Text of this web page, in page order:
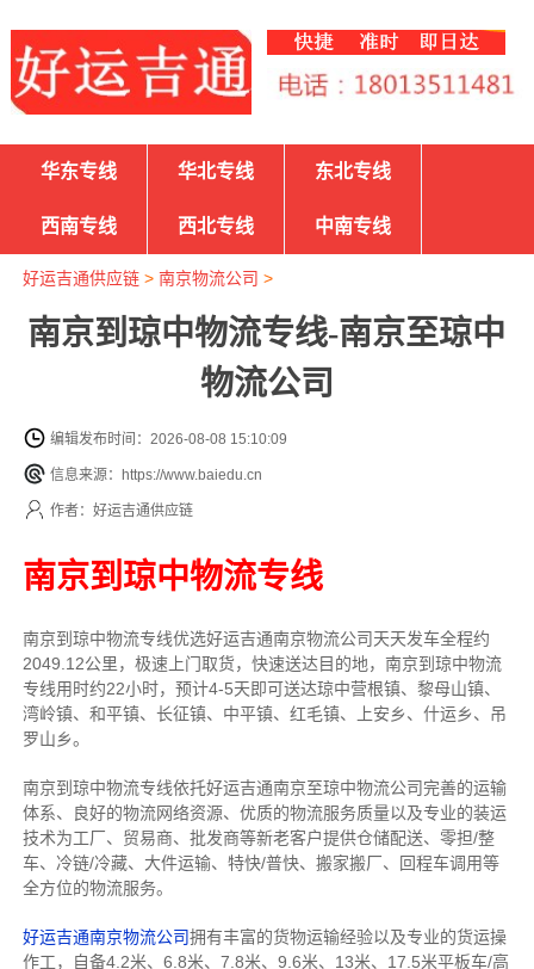
华东专线 华北专线 东北专线
西南专线 西北专线 中南专线
好运吉通供应链> 南京物流公司 >
南京到琼中物流专线-南京至琼中
物流公司
编辑发布时间：2026-08-08 15:10:09
信息来源：https://www.baiedu.cn
作者：好运吉通供应链
南京到琼中物流专线
南京到琼中物流专线优选好运吉通南京物流公司天天发车全程约
2049.12公里， 极速上门取货，快速送达目的地，南京到琼中物流
专线用时约22小时，预计4-5天即可送达琼中营根镇、黎母山镇、
湾岭镇、和平镇、长征镇、中平镇、红毛镇、上安乡、什运乡、吊
罗山乡。
南京到琼中物流专线依托好运吉通南京至琼中物流公司完善的运输
体系、良好的物流网络资源、优质的物流服务质量以及专业的装运
技术为工厂、贸易商、批发商等新老客户提供仓储配送、零担/整
车、冷链/冷藏、大件运输、特快/普快、搬家搬厂、回程车调用等
全方位的物流服务。
好运吉通南京物流公司拥有丰富的货物运输经验以及专业的货运操
作工，自备4.2米、6.8米、7.8米、9.6米、13米、17.5米平板车/高